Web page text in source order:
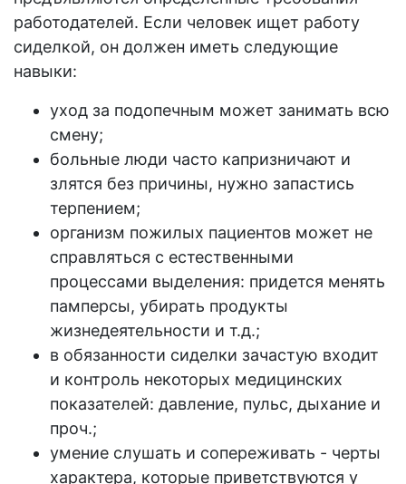
работодателей. Если человек ищет работу
сиделкой, он должен иметь следующие
навыки:
уход за подопечным может занимать всю
смену;
больные люди часто капризничают и
злятся без причины, нужно запастись
терпением;
организм пожилых пациентов может не
справляться с естественными
процессами выделения: придется менять
памперсы, убирать продукты
жизнедеятельности и т.д.;
в обязанности сиделки зачастую входит
и контроль некоторых медицинских
показателей: давление, пульс, дыхание и
проч.;
умение слушать и сопереживать - черты
характера, которые приветствуются у